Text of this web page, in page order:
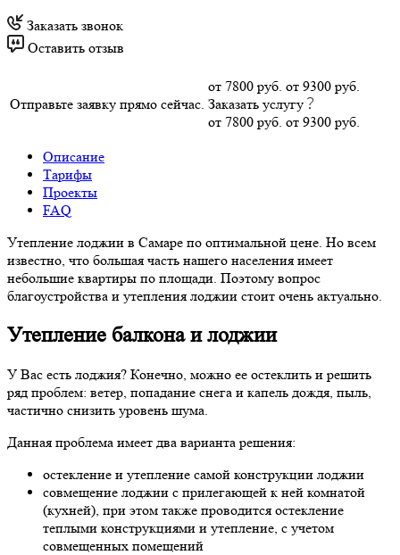
Заказать звонок
Оставить отзыв
Отправьте заявку прямо сейчас.
от 7800 руб. от 9300 руб.
Заказать услугу
от 7800 руб. от 9300 руб.
Описание
Тарифы
Проекты
FAQ
Утепление лоджии в Самаре по оптимальной цене. Но всем
известно, что большая часть нашего населения имеет
небольшие квартиры по площади. Поэтому вопрос
благоустройства и утепления лоджии стоит очень актуально.
Утепление балкона и лоджии
У Вас есть лоджия? Конечно, можно ее остеклить и решить
ряд проблем: ветер, попадание снега и капель дождя, пыль,
частично снизить уровень шума.
Данная проблема имеет два варианта решения:
остекление и утепление самой конструкции лоджии
совмещение лоджии с прилегающей к ней комнатой
(кухней), при этом также проводится остекление
теплыми конструкциями и утепление, с учетом
совмещенных помещений